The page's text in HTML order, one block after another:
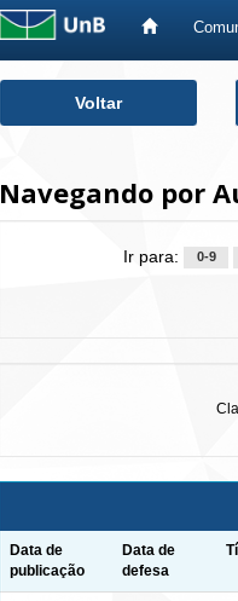
Voltar
Navegando por
Ir para: 0-9
Data de
publicação
Data de
defesa